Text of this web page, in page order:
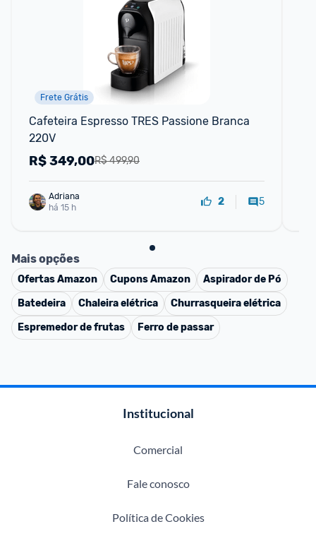
Frete Grátis
Cafeteira Espresso TRES Passione Branca
220V
R$ 499,90
R$349,00
Adriana
há 15 h
2 5
Mais opções
OfertasAmazon CuponsAmazon
Aspirador de Pó
Batedeira
Chaleira elétrica
Churrasqueira elétrica
Espremedor de frutas
Ferro de passar
Institucional
Comercial
Fale conosco
Política de Cookies